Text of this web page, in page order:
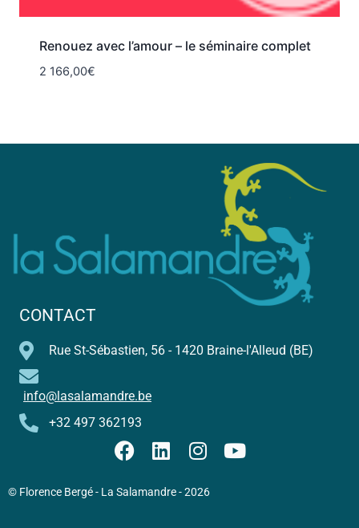
Renouez avec l’amour – le séminaire complet
2 166,00€
CONTACT
Rue St-Sébastien, 56 - 1420 Braine-l'Alleud (BE)
info@lasalamandre.be
+32 497 362193
© Florence Bergé - La Salamandre - 2026